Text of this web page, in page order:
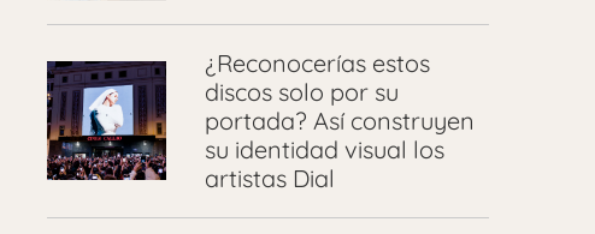
¿Reconocerías estos
discos solo por su
portada? Así construyen
su identidad visual los
artistas Dial